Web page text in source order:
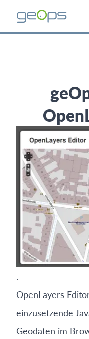
.
OpenLayers
einzusetzende
Geodaten im